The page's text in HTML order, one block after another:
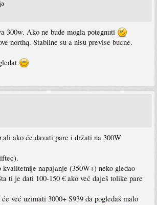
300w. Ako ne bude mogla potegnuti
northq. Stabilne su a nisu previse bucne.
ako će davati pare i držati na 300W
kvalitetnije napajanje (350W+) neko gledao
ti je dati 100-150 € ako već daješ tolike pare
već uzimati 3000+ S939 da pogledaš malo